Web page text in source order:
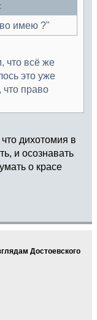
имею ?"
что всё же
это уже
право
дихотомия в
и осознавать
о красе
Достоевского